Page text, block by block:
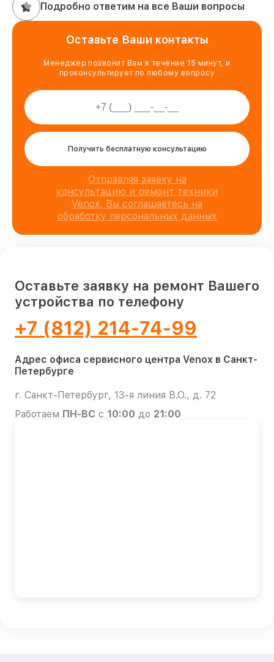
Подробно ответим на все Ваши вопросы
Оставьте Ваши контакты
Менеджер позвонит Вам в течение 15 минут, и
проконсультирует по любому вопросу
Получить бесплатную консультацию
Отправляя заявку на
консультацию и ремонт техники
Venox, Вы соглашаетесь на
обработку персональных данных
Оставьте заявку на ремонт Вашего
устройства по телефону
+7 (812) 214-74-99
Адрес офиса сервисного центра Venox в Санкт-
Петербурге
г. Санкт-Петербург, 13-я линия В.О., д. 72
Работаем ПН-ВС с 10:00 до 21:00